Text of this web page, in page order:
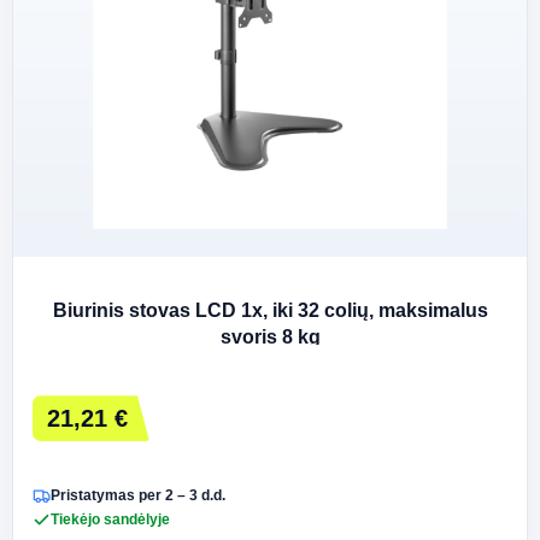
Biurinis stovas LCD 1x, iki 32 colių, maksimalus
svoris 8 kg
21,21 €
Pristatymas per 2 – 3 d.d.
Tiekėjo sandėlyje